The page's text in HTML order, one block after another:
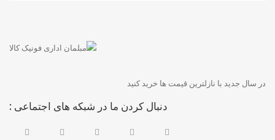
در سال جدید با نازلترین قیمت ها خرید کنید
دنبال کردن ما در شبکه های اجتماعی :